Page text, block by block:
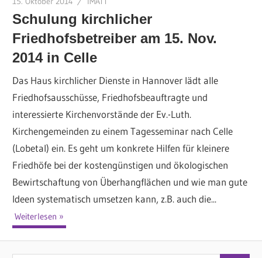
Schulung kirchlicher
Friedhofsbetreiber am 15. Nov.
2014 in Celle
Das Haus kirchlicher Dienste in Hannover lädt alle
Friedhofsausschüsse, Friedhofsbeauftragte und
interessierte Kirchenvorstände der Ev.-Luth.
Kirchengemeinden zu einem Tagesseminar nach Celle
(Lobetal) ein. Es geht um konkrete Hilfen für kleinere
Friedhöfe bei der kostengünstigen und ökologischen
Bewirtschaftung von Überhangflächen und wie man gute
Ideen systematisch umsetzen kann, z.B. auch die...
Weiterlesen